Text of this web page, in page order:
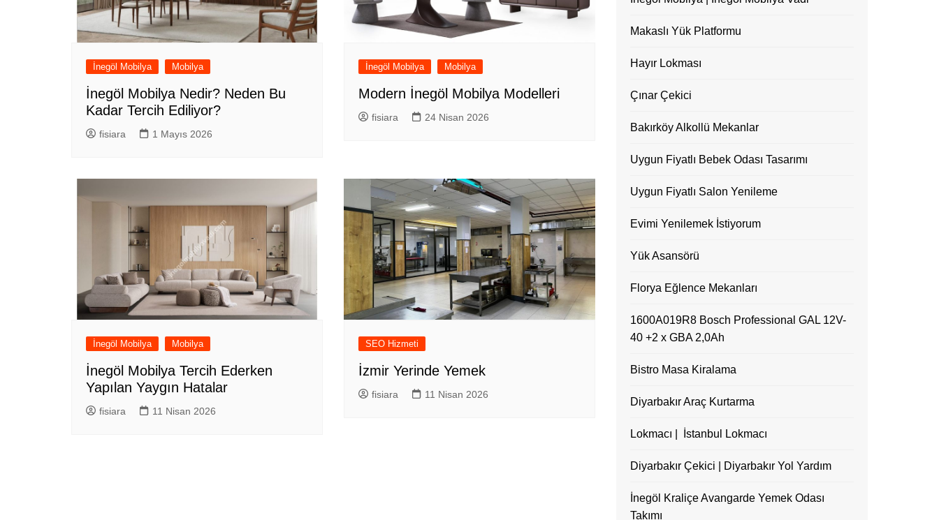
İnegöl Mobilya Mobilya
İnegöl Mobilya Nedir? Neden Bu
Kadar Tercih Ediliyor?
fisiara 1 Mayıs 2026
İnegöl Mobilya Mobilya
Modern İnegöl Mobilya Modelleri
fisiara 24 Nisan 2026
İnegöl Mobilya Mobilya
İnegöl Mobilya Tercih Ederken
Yapılan Yaygın Hatalar
fisiara 11 Nisan 2026
SEO Hizmeti
İzmir Yerinde Yemek
fisiara 11 Nisan 2026
Makaslı Yük Platformu
Hayır Lokması
Çınar Çekici
Bakırköy Alkollü Mekanlar
Uygun Fiyatlı Bebek Odası Tasarımı
Uygun Fiyatlı Salon Yenileme
Evimi Yenilemek İstiyorum
Yük Asansörü
Florya Eğlence Mekanları
1600A019R8 Bosch Professional GAL 12V-
40 +2 x GBA 2,0Ah
Bistro Masa Kiralama
Diyarbakır Araç Kurtarma
Lokmacı | İstanbul Lokmacı
Diyarbakır Çekici | Diyarbakır Yol Yardım
İnegöl Kraliçe Avangarde Yemek Odası
Takımı